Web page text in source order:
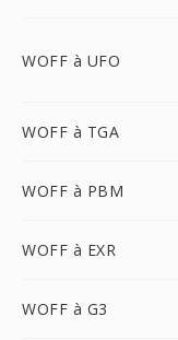
WOFF à UFO
WOFF à TGA
WOFF à PBM
WOFF à EXR
WOFF à G3